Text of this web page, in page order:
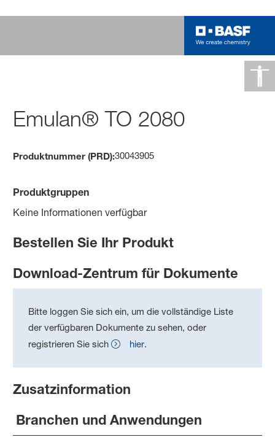
Emulan® TO 2080
Produktnummer (PRD):30043905
Produktgruppen
Keine Informationen verfügbar
Bestellen Sie Ihr Produkt
Download-Zentrum für Dokumente
Bitte loggen Sie sich ein, um die vollständige Liste
der verfügbaren Dokumente zu sehen, oder
registrieren Sie sich
hier.
Zusatzinformation
Branchen und Anwendungen